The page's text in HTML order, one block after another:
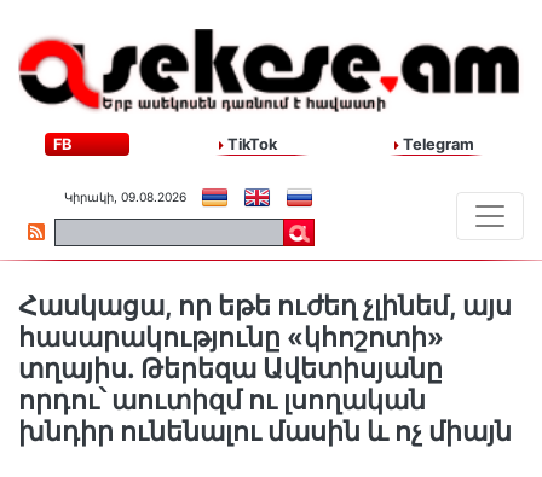
FB TikTok Telegram
Կիրակի, 09.08.2026
Հասկացա, որ եթե ուժեղ չլինեմ, այս
հասարակությունը «կհոշոտի»
տղայիս. Թերեզա Ավետիսյանը
որդու՝ աուտիզմ ու լսողական
խնդիր ունենալու մասին և ոչ միայն